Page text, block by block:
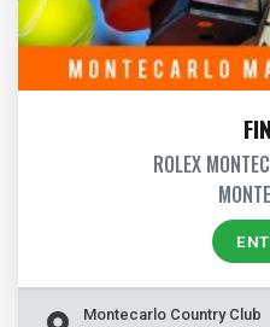
ROLEX
Montecarlo Country Club